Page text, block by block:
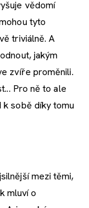
vědomí
tyto
triviálně. A
jakým
zvíře proměnili.
Pro ně to ale
k sobě díky tomu
mezi těmi,
mluví o